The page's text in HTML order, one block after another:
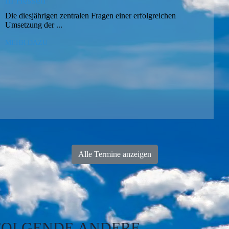
Die diesjährigen zentralen Fragen einer erfolgreichen
Umsetzung der ...
MEHR DAZU
Alle Termine anzeigen